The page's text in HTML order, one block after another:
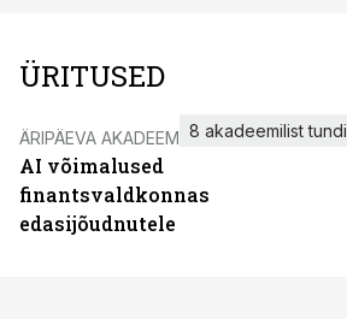
ÜRITUSED
ÄRIPÄEVA AKADEEMIA
AI võimalused
finantsvaldkonnas
edasijõudnutele
8 akadeemilist tundi